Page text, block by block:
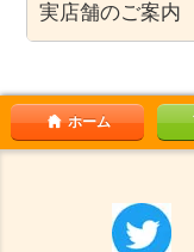
実店舗のご案内
ホーム